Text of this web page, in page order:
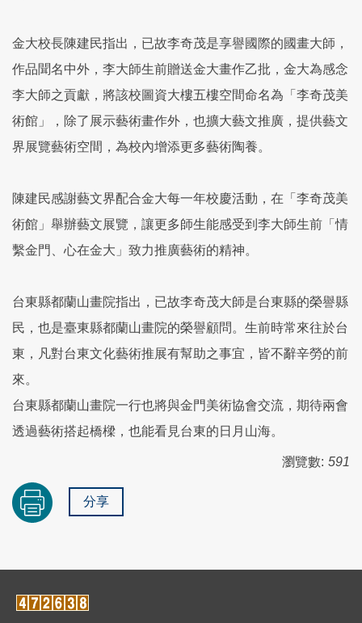
金大校長陳建民指出，已故李奇茂是享譽國際的國畫大師，
作品聞名中外，李大師生前贈送金大畫作乙批，金大為感念
李大師之貢獻，將該校圖資大樓五樓空間命名為「李奇茂美
術館」，除了展示藝術畫作外，也擴大藝文推廣，提供藝文
界展覽藝術空間，為校內增添更多藝術陶養。
陳建民感謝藝文界配合金大每一年校慶活動，在「李奇茂美
術館」舉辦藝文展覽，讓更多師生能感受到李大師生前「情
繫金門、心在金大」致力推廣藝術的精神。
台東縣都蘭山畫院指出，已故李奇茂大師是台東縣的榮譽縣
民，也是臺東縣都蘭山畫院的榮譽顧問。生前時常來往於台
東，凡對台東文化藝術推展有幫助之事宜，皆不辭辛勞的前
來。
台東縣都蘭山畫院一行也將與金門美術協會交流，期待兩會
透過藝術搭起橋樑，也能看見台東的日月山海。
瀏覽數: 591
分享